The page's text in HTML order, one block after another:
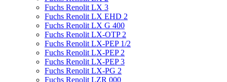
Fuchs Renolit LX 3
Fuchs Renolit LX EHD 2
Fuchs Renolit LX G 400
Fuchs Renolit LX-OTP 2
Fuchs Renolit LX-PEP 1/2
Fuchs Renolit LX-PEP 2
Fuchs Renolit LX-PEP 3
Fuchs Renolit LX-PG 2
Fuchs Renolit LZR 000